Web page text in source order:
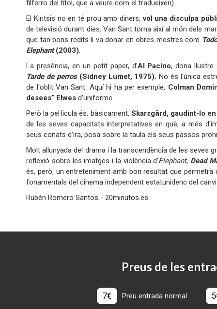
filferro del títol, que a veure com el tradueixen).
El Kiritsis no en té prou amb diners,vol una disculpa
de televisió durant dies. Van Sant torna així al món dels
que tan bons rèdits li va donar en obres mestres com
Elephant (2003).
La presència, en un petit paper, d'Al Pacino, dona llustre
Tarde de perros (Sidney Lumet, 1975). No és l'única
de l'oblit Van Sant. Aquí hi ha per exemple, Colman
desees” Elwes d'uniforme.
Però la pel·lícula és, bàsicament, Skarsgård, gaudint-lo
de les seves capacitats interpretatives en què, a més
seus conats d'ira, posa sobre la taula els seus passos
Molt allunyada del drama i la transcendència de les seves
reflexió sobre les imatges i la violència d’Elephant, Dead
és, però, un entreteniment amb bon resultat que
fonamentals del cinema independent estatunidenc del canvi
Rubén Romero Santos - 20minutos.es
Preus de les
7€ Preu entrada normal